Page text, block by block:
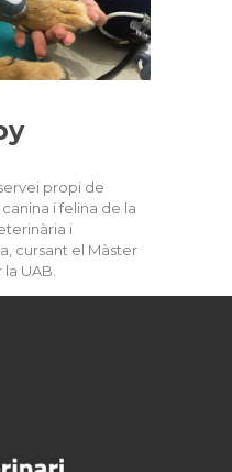
THEM
propi de
i felina de la
i
cursant el Màster
UAB.